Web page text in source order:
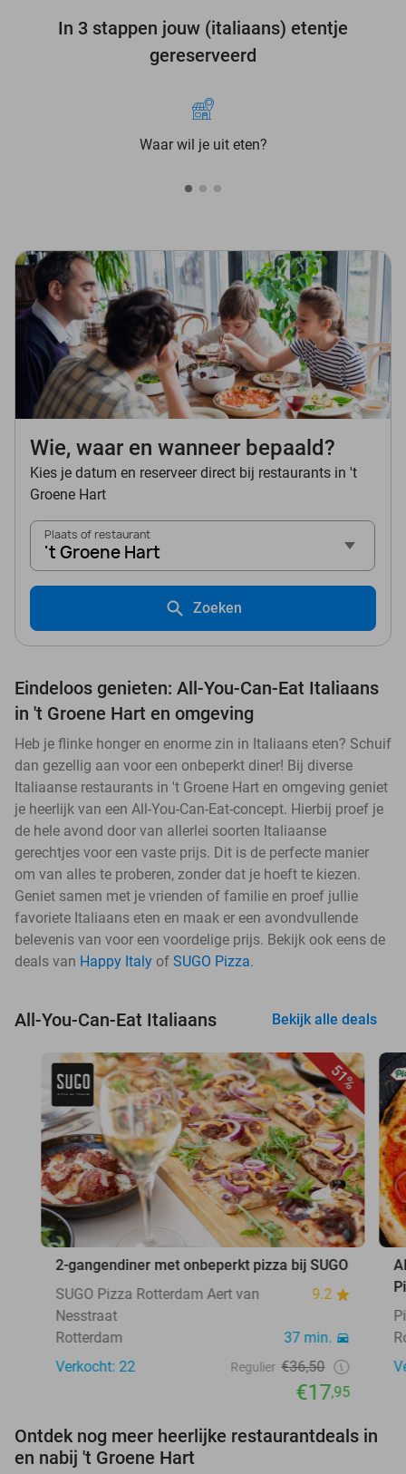
In 3 stappen jouw (italiaans) etentje
gereserveerd
Waar wil je uit eten?
Wie, waar en wanneer bepaald?
Kies je datum en reserveer direct bij restaurants in 't
Groene Hart
Plaats of restaurant
't Groene Hart
Zoeken
Eindeloos genieten: All-You-Can-Eat Italiaans
in 't Groene Hart en omgeving
Heb je flinke honger en enorme zin in Italiaans eten? Schuif
dan gezellig aan voor een onbeperkt diner! Bij diverse
Italiaanse restaurants in 't Groene Hart en omgeving geniet
je heerlijk van een All-You-Can-Eat-concept. Hierbij proef je
de hele avond door van allerlei soorten Italiaanse
gerechtjes voor een vaste prijs. Dit is de perfecte manier
om van alles te proberen, zonder dat je hoeft te kiezen.
Geniet samen met je vrienden of familie en proef jullie
favoriete Italiaans eten en maak er een avondvullende
belevenis van voor een voordelige prijs. Bekijk ook eens de
deals van Happy Italy of SUGO Pizza.
All-You-Can-Eat Italiaans Bekijk alle deals
51%
2-gangendiner met onbeperkt pizza bij SUGO
SUGO Pizza Rotterdam Aert van
Nesstraat
9.2
Rotterdam
37 min.
Verkocht: 22
Regulier €36,50
€17,95
Ontdek nog meer heerlijke restaurantdeals in
en nabij 't Groene Hart